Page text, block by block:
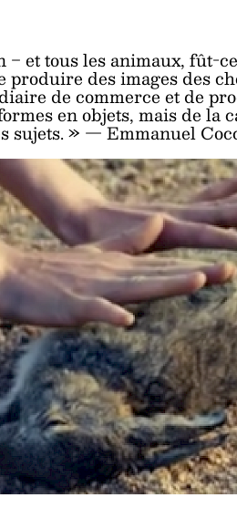
et tous les animaux, fût-
produire des images des
de commerce et de
en objets, mais de la
sujets. » —Emmanuel